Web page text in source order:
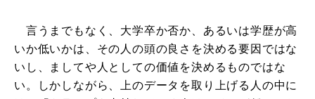
言うまでもなく、大学卒か否か、あるいは学歴が高
いか低いかは、その人の頭の良さを決める要因ではな
いし、ましてや人としての価値を決めるものではな
い。しかしながら、上のデータを取り上げる人の中に